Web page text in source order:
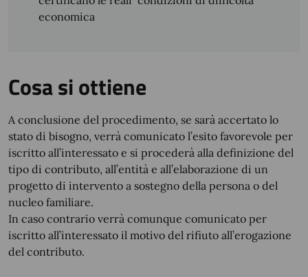
economica
Cosa si ottiene
A conclusione del procedimento, se sarà accertato lo
stato di bisogno, verrà comunicato l’esito favorevole per
iscritto all’interessato e si procederà alla definizione del
tipo di contributo, all’entità e all’elaborazione di un
progetto di intervento a sostegno della persona o del
nucleo familiare.
In caso contrario verrà comunque comunicato per
iscritto all’interessato il motivo del rifiuto all’erogazione
del contributo.